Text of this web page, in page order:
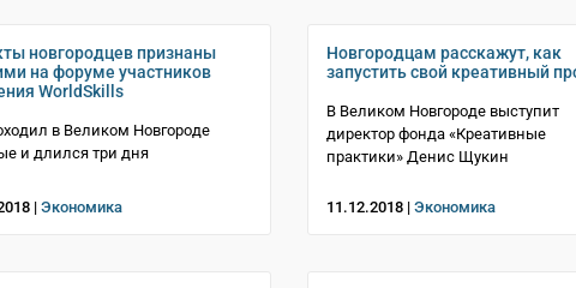
новгородцев признаны
на форуме участников
WorldSkills
в Великом Новгороде
и длился три дня
|Экономика
Новгородцам расскажут, как
запустить свой креативный
В Великом Новгороде выступит
директор фонда «Креативные
практики» Денис Щукин
11.12.2018 | Экономика